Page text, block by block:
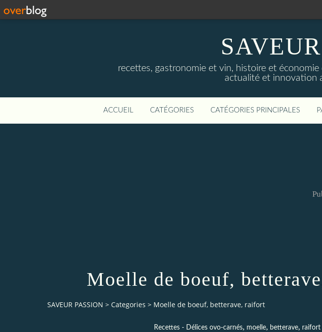
recettes, gastronomie et vin, histoire et
actualité et innovation
ACCUEIL CATÉGORIES CATÉGORIES PRINCIPALES
Moelle de boeuf,
SAVEUR PASSION > Categories > Moelle de boeuf, betterave, raifort
Recettes - Délices ovo-carnés, moelle, betterave, raifort